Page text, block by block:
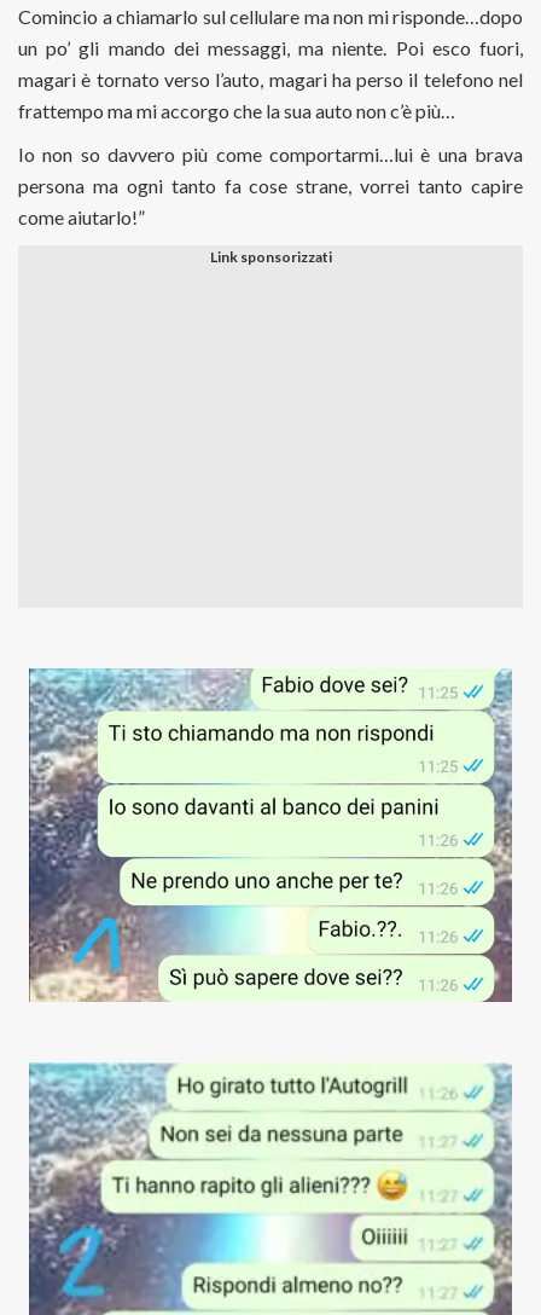
Comincio a chiamarlo sul cellulare ma non mi risponde…dopo
un po’ gli mando dei messaggi, ma niente. Poi esco fuori,
magari è tornato verso l’auto, magari ha perso il telefono nel
frattempo ma mi accorgo che la sua auto non c’è più…
Io non so davvero più come comportarmi…lui è una brava
persona ma ogni tanto fa cose strane, vorrei tanto capire
come aiutarlo!”